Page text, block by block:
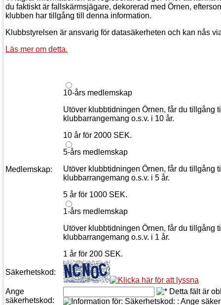
du faktiskt är fallskärmsjägare, dekorerad med Örnen,
klubben har tillgång till denna information.
Klubbstyrelsen är ansvarig för datasäkerheten och kan nås
Läs mer om detta.
Medlemskap:
10-års medlemskap
Utöver klubbtidningen Örnen, får du tillgång
klubbarrangemang o.s.v. i 10 år.
10 år för 2000 SEK.
5-års medlemskap
Utöver klubbtidningen Örnen, får du tillgång
klubbarrangemang o.s.v. i 5 år.
5 år för 1000 SEK.
1-års medlemskap
Utöver klubbtidningen Örnen, får du tillgång
klubbarrangemang o.s.v. i 1 år.
1 år för 200 SEK.
Säkerhetskod:
Ange
säkerhetskod: